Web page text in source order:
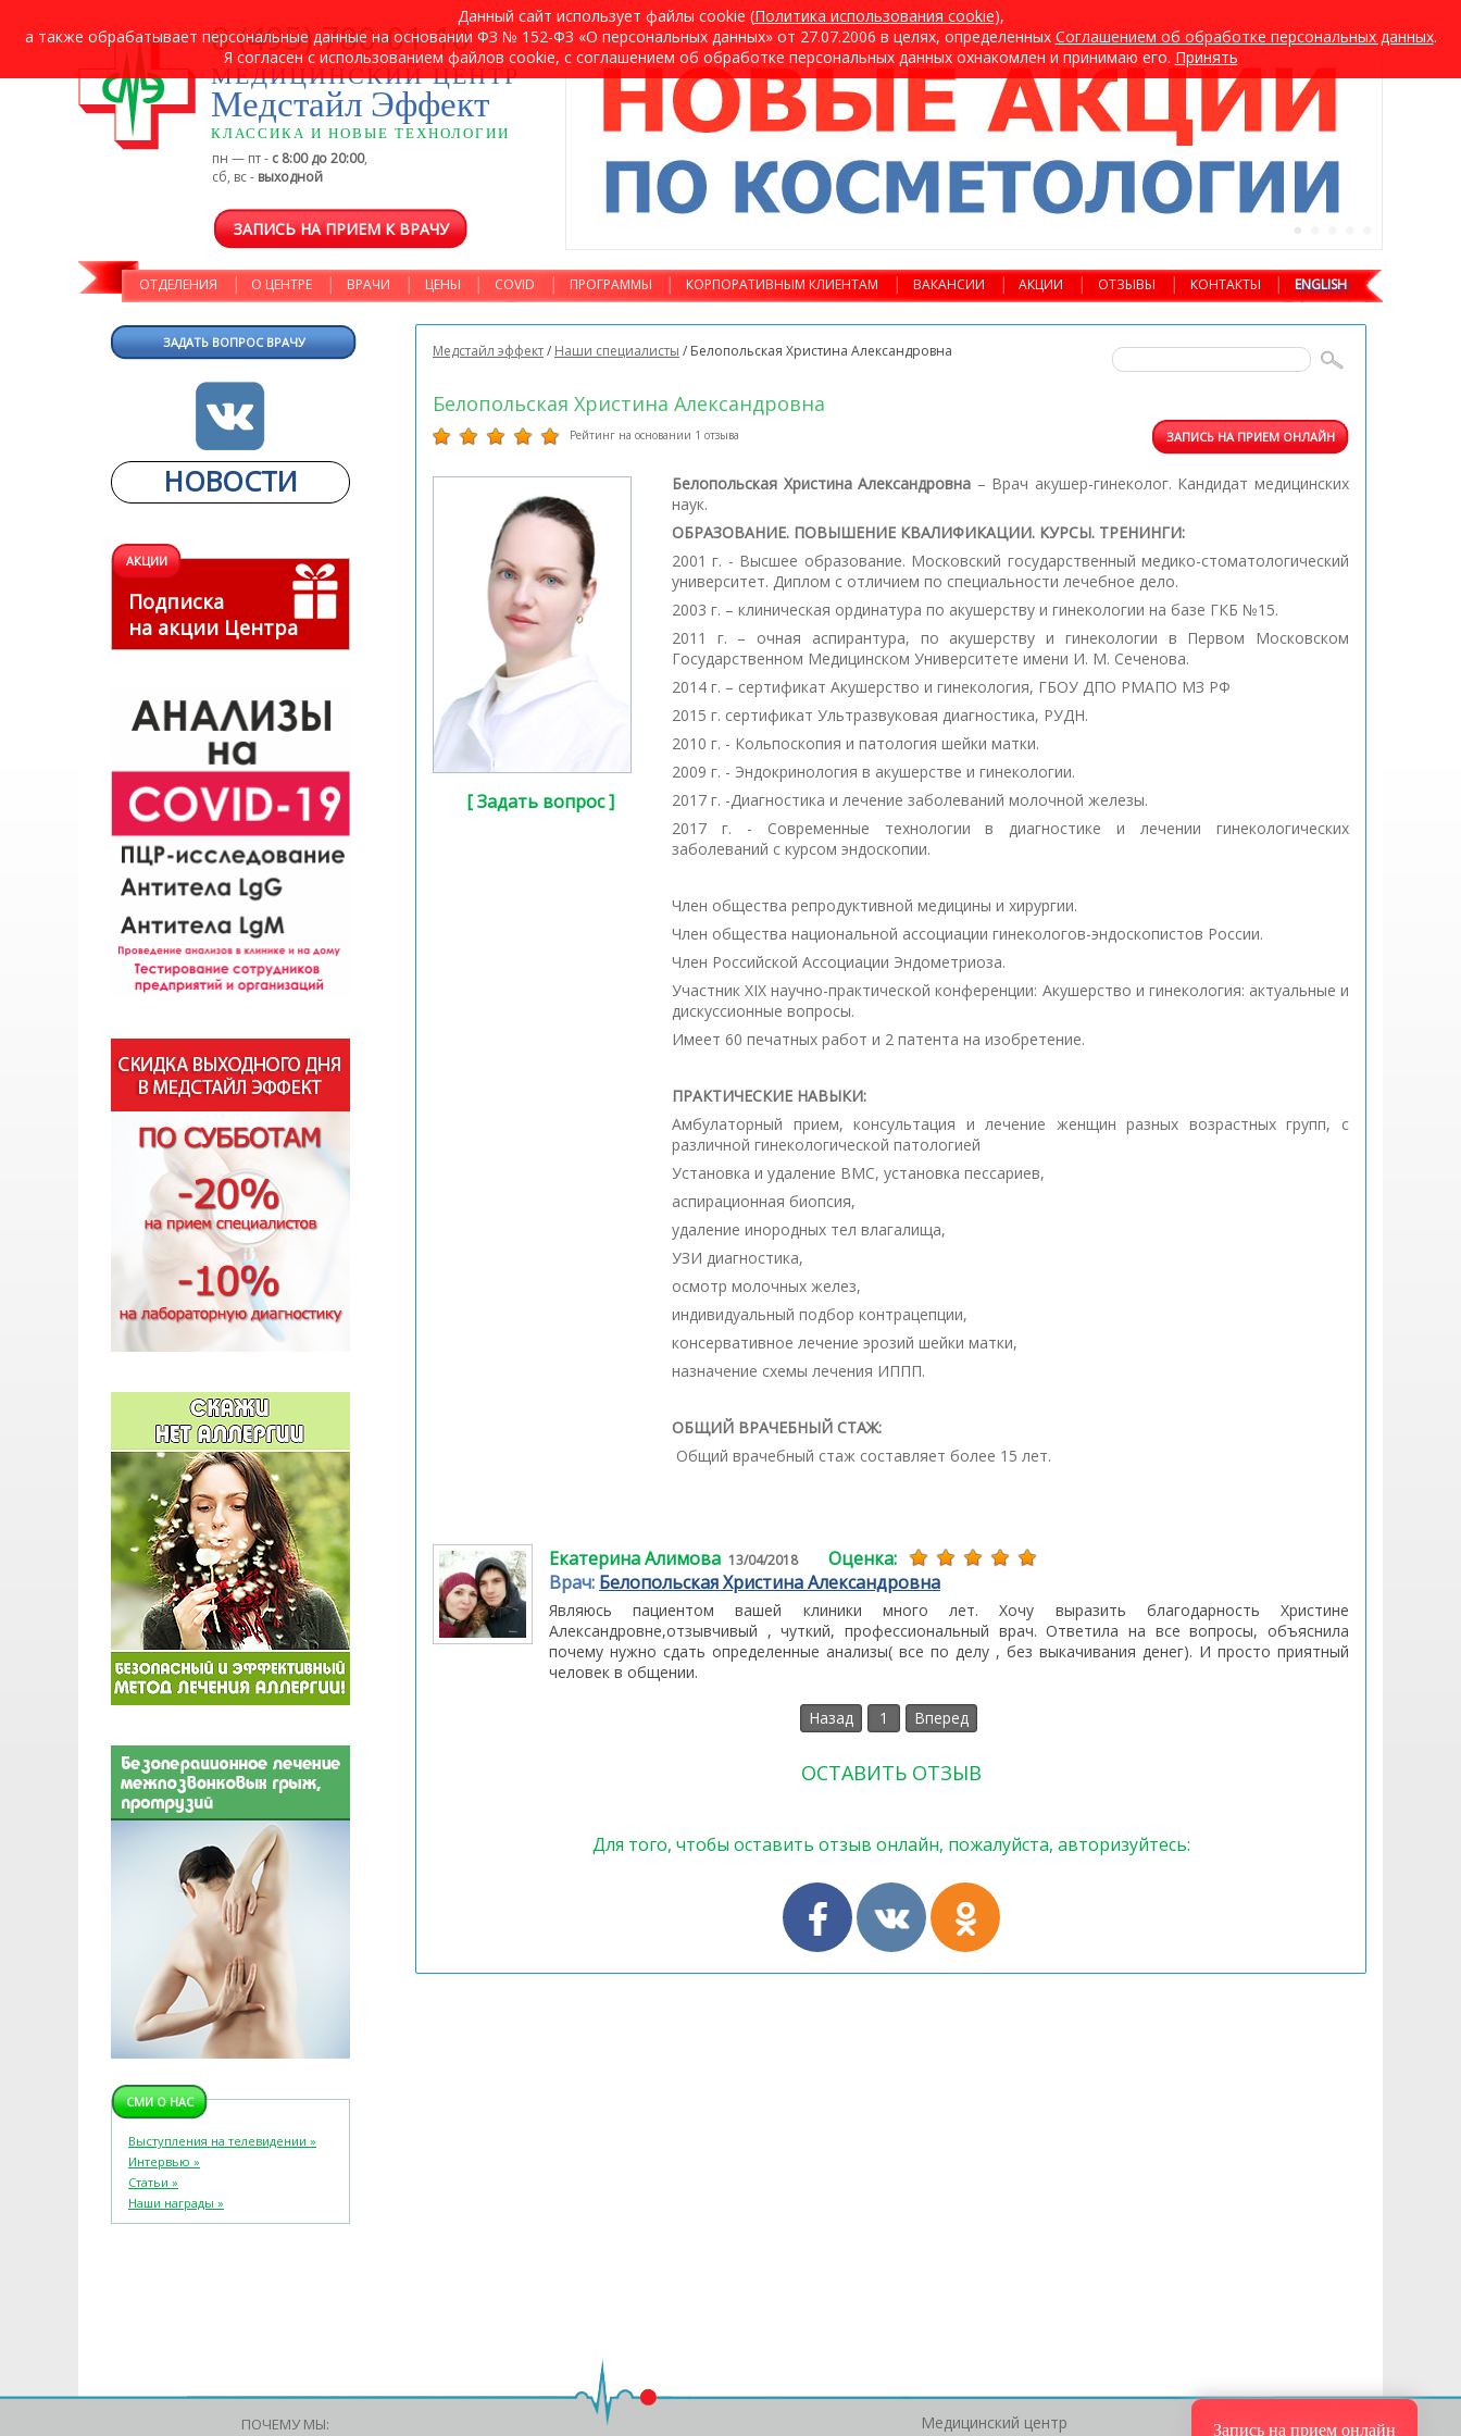
Данный сайт использует файлы cookie (Политика использования cookie),
а также обрабатывает персональные данные на основании ФЗ № 152-ФЗ «О персональных данных» от 27.07.2006 в целях, определенных Cоглашением об обработке персональных данных.
Я согласен с использованием файлов cookie, с соглашением об обработке персональных данных охнакомлен и принимаю его. Принять
МЕДИЦИНСКИЙ ЦЕНТР
Медстайл Эффект
КЛАССИКА И НОВЫЕ ТЕХНОЛОГИИ
8 (495) 780-01-10
пн — пт - с 8:00 до 20:00,
сб, вс - выходной
ЗАПИСЬ НА ПРИЕМ К ВРАЧУ
ОТДЕЛЕНИЯ О ЦЕНТРЕ ВРАЧИ ЦЕНЫ COVID ПРОГРАММЫ КОРПОРАТИВНЫМ КЛИЕНТАМ ВАКАНСИИ АКЦИИ ОТЗЫВЫ КОНТАКТЫ ENGLISH
Медстайл эффект/ Наши специалисты / Белопольская Христина Александровна
Белопольская Христина Александровна
Рейтинг на основании 1 отзыва ЗАПИСЬ НА ПРИЕМ ОНЛАЙН
[ Задать вопрос ]
Белопольская Христина Александровна – Врач акушер-гинеколог. Кандидат медицинских
наук.
ОБРАЗОВАНИЕ. ПОВЫШЕНИЕ КВАЛИФИКАЦИИ. КУРСЫ. ТРЕНИНГИ:
2001 г. - Высшее образование. Московский государственный медико-стоматологический
университет. Диплом с отличием по специальности лечебное дело.
2003 г. – клиническая ординатура по акушерству и гинекологии на базе ГКБ №15.
2011 г. – очная аспирантура, по акушерству и гинекологии в Первом Московском
Государственном Медицинском Университете имени И. М. Сеченова.
2014 г. – сертификат Акушерство и гинекология, ГБОУ ДПО РМАПО МЗ РФ
2015 г. сертификат Ультразвуковая диагностика, РУДН.
2010 г. - Кольпоскопия и патология шейки матки.
2009 г. - Эндокринология в акушерстве и гинекологии.
2017 г. -Диагностика и лечение заболеваний молочной железы.
2017 г. - Современные технологии в диагностике и лечении гинекологических
заболеваний с курсом эндоскопии.
Член общества репродуктивной медицины и хирургии.
Член общества национальной ассоциации гинекологов-эндоскопистов России.
Член Российской Ассоциации Эндометриоза.
Участник XIX научно-практической конференции: Акушерство и гинекология: актуальные и
дискуссионные вопросы.
Имеет 60 печатных работ и 2 патента на изобретение.
ПРАКТИЧЕСКИЕ НАВЫКИ:
Амбулаторный прием, консультация и лечение женщин разных возрастных групп, с
различной гинекологической патологией
Установка и удаление ВМС, установка пессариев,
аспирационная биопсия,
удаление инородных тел влагалища,
УЗИ диагностика,
осмотр молочных желез,
индивидуальный подбор контрацепции,
консервативное лечение эрозий шейки матки,
назначение схемы лечения ИППП.
ОБЩИЙ ВРАЧЕБНЫЙ СТАЖ:
Общий врачебный стаж составляет более 15 лет.
Екатерина Алимова 13/04/2018
Оценка:
Врач: Белопольская Христина Александровна
Являюсь пациентом вашей клиники много лет. Хочу выразить благодарность Христине
Александровне,отзывчивый , чуткий, профессиональный врач. Ответила на все вопросы, объяснила
почему нужно сдать определенные анализы( все по делу , без выкачивания денег). И просто приятный
человек в общении.
Назад 1 Вперед
ОСТАВИТЬ ОТЗЫВ
Для того, чтобы оставить отзыв онлайн, пожалуйста, авторизуйтесь:
ЗАДАТЬ ВОПРОС ВРАЧУ
НОВОСТИ
АКЦИИ
Подписка
на акции Центра
СМИ О НАС
Выступления на телевидении »
Интервью »
Статьи »
Наши награды »
ПОЧЕМУ МЫ:
Медицинский центр
Запись на прием онлайн